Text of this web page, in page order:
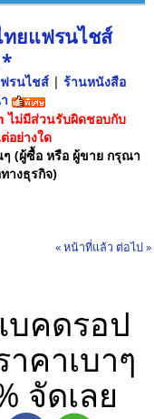
ทยแฟรนไชส์
*
รนไชส์ | ร้านหนังสือ
ไม่มีส่วนรับผิดชอบกับ
อย่างใด
ๆ (ผู้ซื้อ หรือ ผู้ขาย กรุณา
างธุรกิจ)
« หน้าที่แล้ว ต่อไป »
คดรอป
คาเบาๆ
จัดเลย